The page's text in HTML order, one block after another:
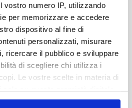
vostro numero IP, utilizzando
per memorizzare e accedere
dispositivo al fine di
personalizzati, misurare
ricercare il pubblico e sviluppare
di scegliere chi utilizza i
Le vostre scelte in materia di
vostre scelte. È possibile
sulle tariffe applicate
iniziato in conseguenza
della Corte
ha comportato una
banche dati,
sul campo, la
dei contatori e la
infrastrutturale.
questa prima fase di